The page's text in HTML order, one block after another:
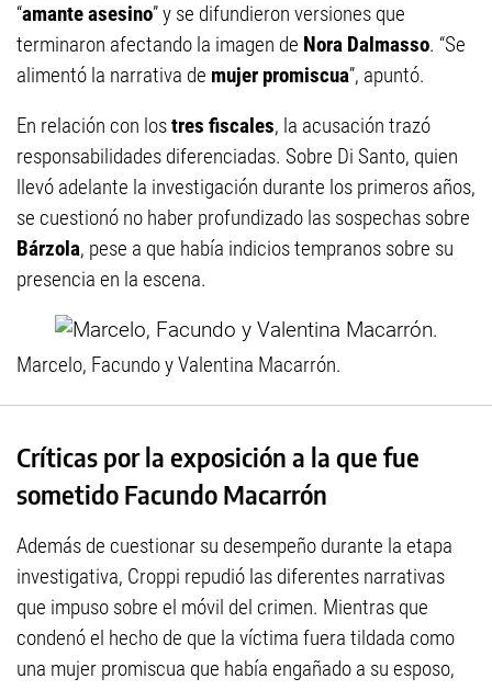
“amante asesino” y se difundieron versiones que
terminaron afectando la imagen de Nora Dalmasso. “Se
alimentó la narrativa de mujer promiscua”, apuntó.
En relación con lostres fiscales, la acusación trazó
responsabilidades diferenciadas. Sobre Di Santo, quien
llevó adelante la investigación durante los primeros años,
se cuestionó no haber profundizado las sospechas sobre
Bárzola, pese a que había indicios tempranos sobre su
presencia en la escena.
Marcelo, Facundo y Valentina Macarrón.
Críticas por la exposición a la que fue
sometido Facundo Macarrón
Además de cuestionar su desempeño durante la etapa
investigativa, Croppi repudió las diferentes narrativas
que impuso sobre el móvil del crimen. Mientras que
condenó el hecho de que la víctima fuera tildada como
una mujer promiscua que había engañado a su esposo,